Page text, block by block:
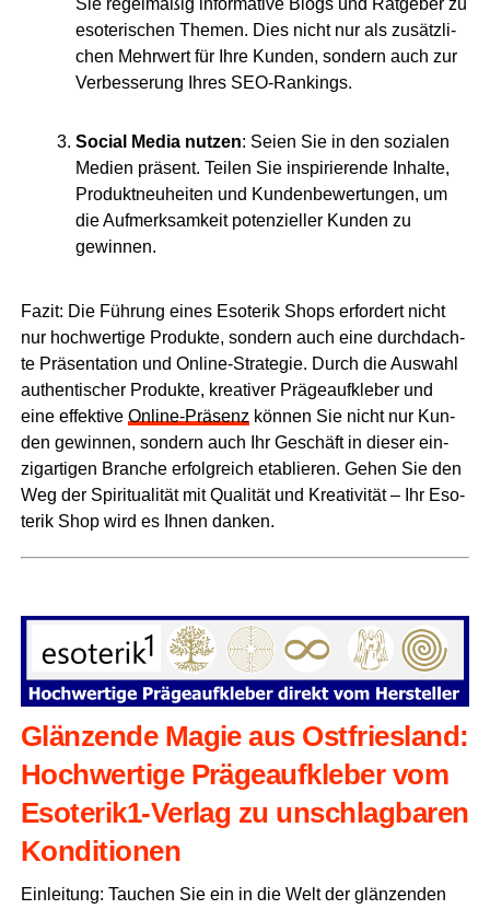
eso­te­ri­schen The­men. Dies nicht nur als zusätz­li­
chen Mehr­wert für Ihre Kun­den, son­dern auch zur
Ver­bes­se­rung Ihres SEO-Rankings.
Social Media nut­zen: Sei­en Sie in den sozia­len
Medi­en prä­sent. Tei­len Sie inspi­rie­ren­de Inhal­te,
Pro­dukt­neu­hei­ten und Kun­den­be­wer­tun­gen, um
die Auf­merk­sam­keit poten­zi­el­ler Kun­den zu
gewinnen.
Fazit: Die Füh­rung eines Eso­te­rik Shops erfor­dert nicht
nur hoch­wer­ti­ge Pro­duk­te, son­dern auch eine durch­dach­
te Prä­sen­ta­ti­on und Online-Stra­te­gie. Durch die Aus­wahl
authen­ti­scher Pro­duk­te, krea­ti­ver Prä­ge­auf­kle­ber und
eine effek­ti­ve Online-Prä­senz kön­nen Sie nicht nur Kun­
den gewin­nen, son­dern auch Ihr Geschäft in die­ser ein­
zig­ar­ti­gen Bran­che erfolg­reich eta­blie­ren. Gehen Sie den
Weg der Spi­ri­tua­li­tät mit Qua­li­tät und Krea­ti­vi­tät – Ihr Eso­
te­rik Shop wird es Ihnen danken.
Glän­zen­de Magie aus Ost­fries­land:
Hoch­wer­ti­ge Prä­ge­auf­kle­ber vom
Eso­te­ri­k1-Ver­lag zu unschlag­ba­ren
Konditionen
Ein­lei­tung: Tau­chen Sie ein in die Welt der glän­zen­den